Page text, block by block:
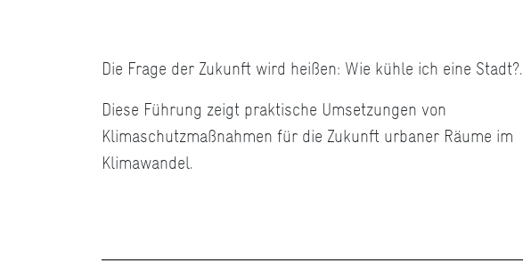
Die Frage der Zukunft wird heißen: Wie kühle ich eine Stadt?.
Diese Führung zeigt praktische Umsetzungen von
Klimaschutzmaßnahmen für die Zukunft urbaner Räume im
Klimawandel.